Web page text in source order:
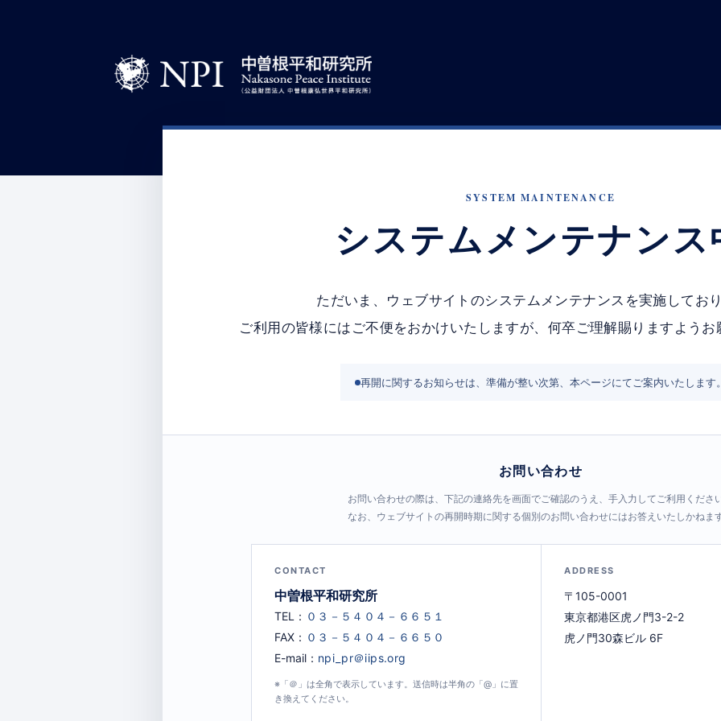
SYSTEM MAINTENANCE
システムメンテナンス
ただいま、ウェブサイトのシステムメンテナンスを実施しており
ご利用の皆様にはご不便をおかけいたしますが、何卒ご理解賜りますようお
再開に関するお知らせは、準備が整い次第、本ページにてご案内いたします。
お問い合わせ
お問い合わせの際は、下記の連絡先を画面でご確認のうえ、手入力してご利用ください
なお、ウェブサイトの再開時期に関する個別のお問い合わせにはお答えいたしかねます
CONTACT
中曽根平和研究所
TEL：
FAX：
E-mail：
※「＠」は全角で表示しています。送信時は半角の「@」に置
き換えてください。
ADDRESS
〒105-0001
東京都港区虎ノ門3-2-2
虎ノ門30森ビル 6F